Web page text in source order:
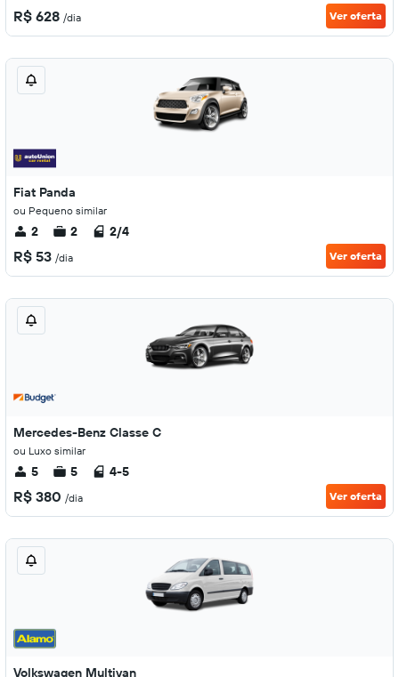
R$ 628 /dia Ver oferta
Fiat Panda
ou Pequeno similar
2 2 2/4
R$ 53 /dia Ver oferta
Mercedes-Benz Classe C
ou Luxo similar
5 5 4-5
R$ 380 /dia Ver oferta
Volkswagen Multivan